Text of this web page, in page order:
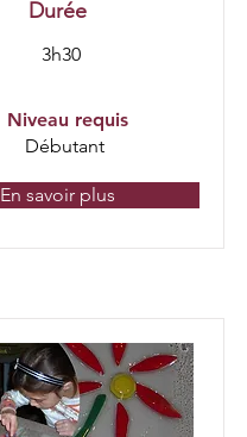
Durée
3h30
Niveau requis
Débutant
En savoir plus